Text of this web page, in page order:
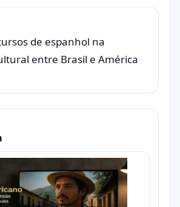
de espanhol na
entre Brasil e América